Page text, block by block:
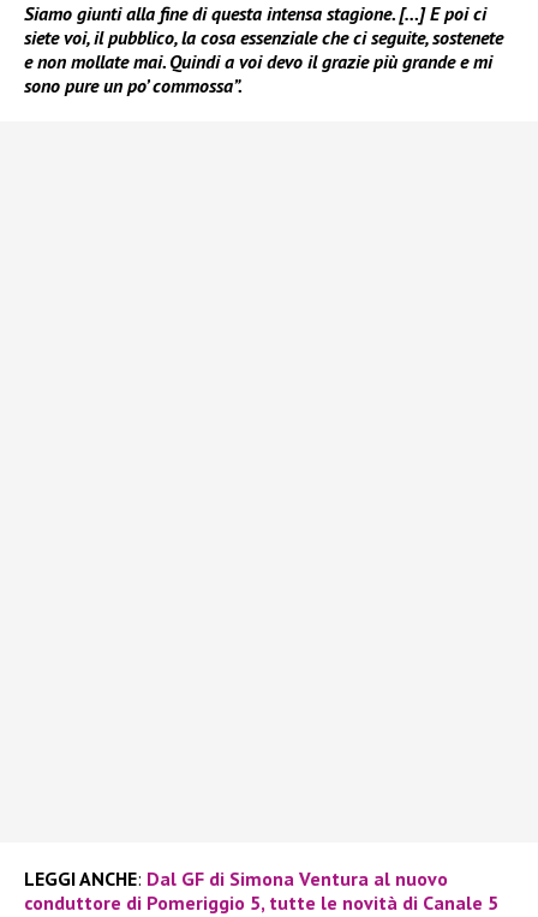
Siamo giunti alla fine di questa intensa stagione. […] E poi ci
siete voi, il pubblico, la cosa essenziale che ci seguite, sostenete
e non mollate mai. Quindi a voi devo il grazie più grande e mi
sono pure un po’ commossa”.
LEGGI ANCHE: Dal GF di Simona Ventura al nuovo
conduttore di Pomeriggio 5, tutte le novità di Canale 5